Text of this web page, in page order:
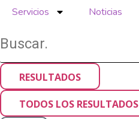
Servicios Noticias
RESULTADOS
TODOS LOS RESULTADOS